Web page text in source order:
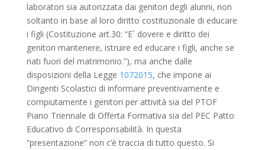
laboratori sia autorizzata dai genitori degli alunni, non
soltanto in base al loro diritto costituzionale di educare
i figli (Costituzione art.30: “E` dovere e diritto dei
genitori mantenere, istruire ed educare i figli, anche se
nati fuori del matrimonio.”), ma anche dalle
disposizioni della Legge 1072015, che impone ai
Dirigenti Scolastici di informare preventivamente e
compiutamente i genitori per attività sia del PTOF
Piano Triennale di Offerta Formativa sia del PEC Patto
Educativo di Corresponsabilità. In questa
“presentazione” non c’è traccia di tutto questo. Si